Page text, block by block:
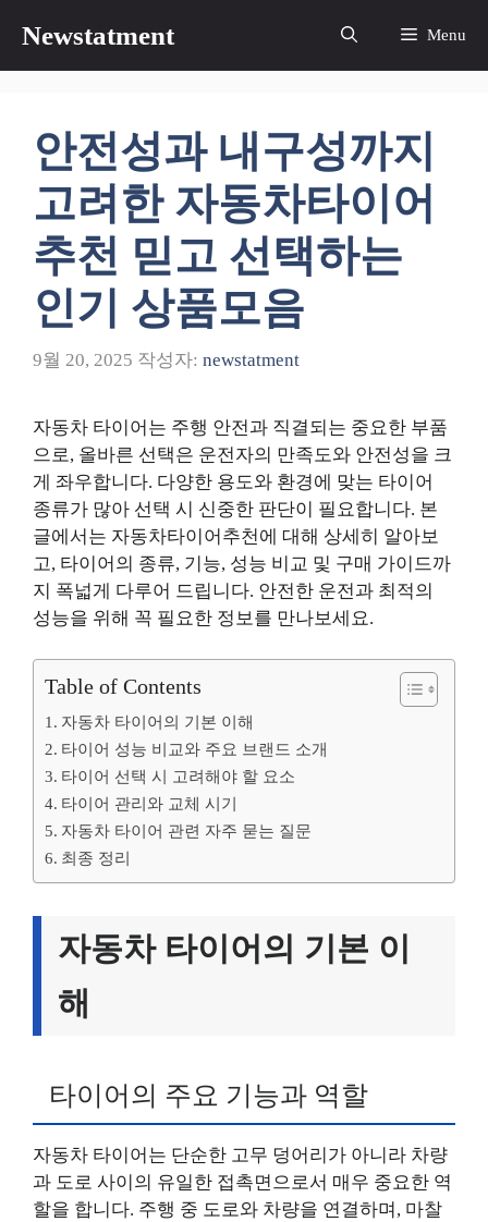
츠
Newstatment Menu
안전성과 내구성까지
고려한 자동차타이어
추천 믿고 선택하는
인기 상품모음
9월 20, 2025 작성자: newstatment
자동차 타이어는 주행 안전과 직결되는 중요한 부품
으로, 올바른 선택은 운전자의 만족도와 안전성을 크
게 좌우합니다. 다양한 용도와 환경에 맞는 타이어
종류가 많아 선택 시 신중한 판단이 필요합니다. 본
글에서는 자동차타이어추천에 대해 상세히 알아보
고, 타이어의 종류, 기능, 성능 비교 및 구매 가이드까
지 폭넓게 다루어 드립니다. 안전한 운전과 최적의
성능을 위해 꼭 필요한 정보를 만나보세요.
Table of Contents
자동차 타이어의 기본 이해
타이어 성능 비교와 주요 브랜드 소개
타이어 선택 시 고려해야 할 요소
타이어 관리와 교체 시기
자동차 타이어 관련 자주 묻는 질문
최종 정리
자동차 타이어의 기본 이
해
타이어의 주요 기능과 역할
자동차 타이어는 단순한 고무 덩어리가 아니라 차량
과 도로 사이의 유일한 접촉면으로서 매우 중요한 역
할을 합니다. 주행 중 도로와 차량을 연결하며, 마찰